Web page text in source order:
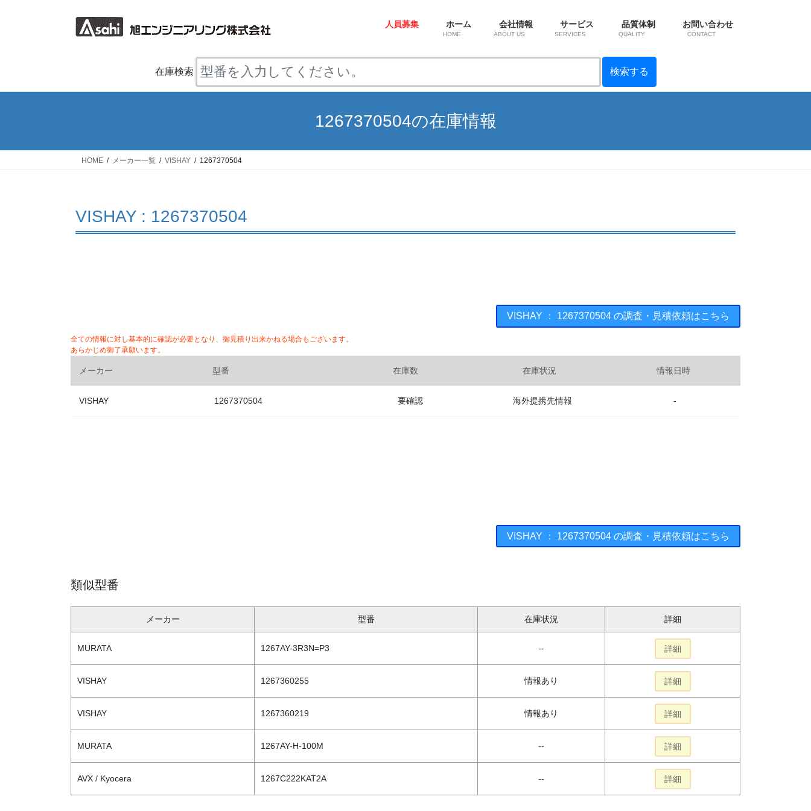
ス
ン
人員募集 ホーム
HOME
会社情報
ABOUT US
サービス
SERVICES
品質体制
QUALITY
お問い合わせ
CONTACT
在庫検索
1267370504の在庫情報
HOME メーカー一覧 VISHAY 1267370504
VISHAY : 1267370504
VISHAY ： 1267370504 の調査・見積依頼はこちら
全ての情報に対し基本的に確認が必要となり、御見積り出来かねる場合もございます。
あらかじめ御了承願います。
メーカー 型番 在庫数 在庫状況 情報日時
VISHAY 1267370504 要確認 海外提携先情報 -
VISHAY ： 1267370504 の調査・見積依頼はこちら
類似型番
メーカー 型番 在庫状況 詳細
MURATA 1267AY-3R3N=P3 -- 詳細
VISHAY 1267360255 情報あり 詳細
VISHAY 1267360219 情報あり 詳細
MURATA 1267AY-H-100M -- 詳細
AVX / Kyocera 1267C222KAT2A -- 詳細